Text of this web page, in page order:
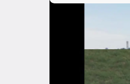
Mogućnost
Stanovi se prodaju
Završetak radova je